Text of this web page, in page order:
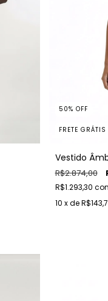
50% OFF
FRETE GRÁTIS
Vestido
R$2.874,00
R$1.293,30
10 x de